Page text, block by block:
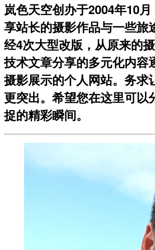
岚色天空创办于2004年10
享站长的摄影作品与一些旅
经4次大型改版，从原来的摄
技术文章分享的多元化内容
摄影展示的个人网站。务求
更突出。希望您在这里可以
捉的精彩瞬间。